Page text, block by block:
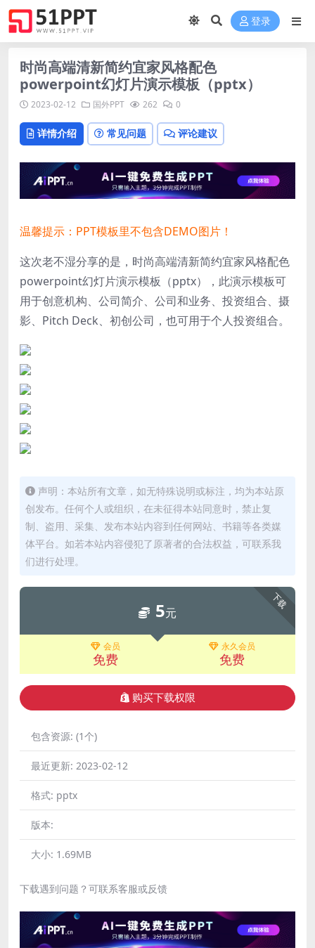
登录
时尚高端清新简约宜家风格配色
powerpoint幻灯片演示模板（pptx）
2023-02-12 国外PPT 262 0
详情介绍 常见问题 评论建议
温馨提示：PPT模板里不包含DEMO图片！
这次老不湿分享的是，时尚高端清新简约宜家风格配色
powerpoint幻灯片演示模板（pptx），此演示模板可
用于创意机构、公司简介、公司和业务、投资组合、摄
影、Pitch Deck、初创公司，也可用于个人投资组合。
声明：本站所有文章，如无特殊说明或标注，均为本站原
创发布。任何个人或组织，在未征得本站同意时，禁止复
制、盗用、采集、发布本站内容到任何网站、书籍等各类媒
体平台。如若本站内容侵犯了原著者的合法权益，可联系我
们进行处理。
下载
5元
会员
免费
永久会员
免费
购买下载权限
包含资源: (1个)
最近更新: 2023-02-12
格式: pptx
版本:
大小: 1.69MB
下载遇到问题？可联系客服或反馈